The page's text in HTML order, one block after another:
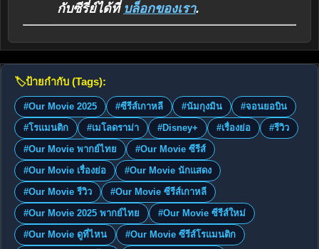
กับซีรี่ย์ได้ที่ บล็อกของเรา.
🏷️ป้ายกำกับ (Tags):
#Our Movie 2025 #ซีรีส์เกาหลี #นัมกุงมิน
#จอนยอบิน
#โรแมนติก
#เมโลดราม่า #Disney+ #เรื่องย่อ
#รีวิว
#Our Movie พากย์ไทย
#Our Movie ซีรีส์
#Our Movie เรื่องย่อ
#Our Movie นักแสดง
#Our Movie รีวิว
#Our Movie ซีรีส์เกาหลี
#Our Movie 2025 พากย์ไทย
#Our Movie ซีรีส์ใหม่
#Our Movie ดูที่ไหน
#Our Movie ซีรีส์โรแมนติก